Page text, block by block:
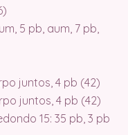
5 pb, aum, 7 pb,
juntos, 4 pb (42)
juntos, 4 pb (42)
15: 35 pb, 3 pb